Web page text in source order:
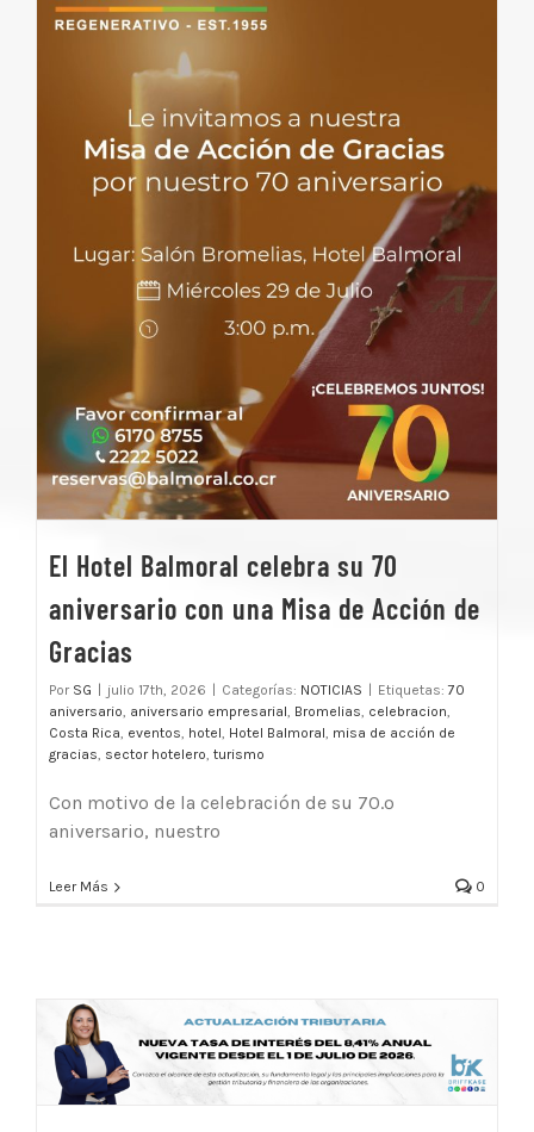
El Hotel Balmoral celebra su 70
aniversario con una Misa de Acción de
Gracias
Por SG julio 17th, 2026 Categorías: NOTICIAS Etiquetas:70
aniversario, aniversario empresarial, Bromelias, celebracion,
Costa Rica, eventos, hotel, Hotel Balmoral, misa de acción de
gracias, sector hotelero, turismo
Con motivo de la celebración de su 70.º
aniversario, nuestro
Leer Más 0